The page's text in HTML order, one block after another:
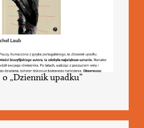
„Dziennik upadku”